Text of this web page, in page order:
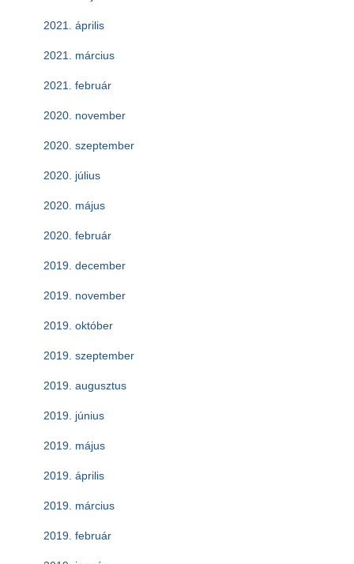
2021. április
2021. március
2021. február
2020. november
2020. szeptember
2020. július
2020. május
2020. február
2019. december
2019. november
2019. október
2019. szeptember
2019. augusztus
2019. június
2019. május
2019. április
2019. március
2019. február